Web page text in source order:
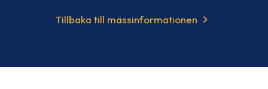
Tillbaka till mässinformationen